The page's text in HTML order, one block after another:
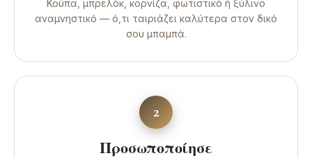
Κούπα, μπρελόκ, κορνίζα, φωτιστικό ή ξύλινο
αναμνηστικό — ό,τι ταιριάζει καλύτερα στον δικό
σου μπαμπά.
2
Προσωποποίησε